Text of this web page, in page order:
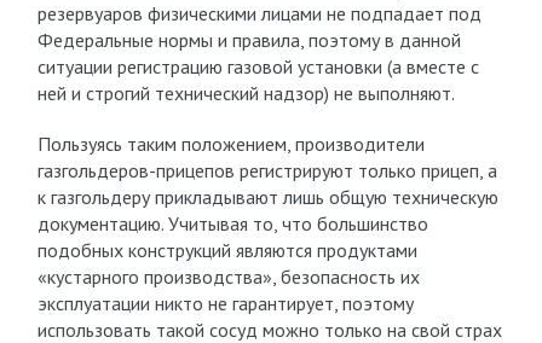
резервуаров физическими лицами не подпадает под
Федеральные нормы и правила, поэтому в данной
ситуации регистрацию газовой установки (а вместе с
ней и строгий технический надзор) не выполняют.
Пользуясь таким положением, производители
газгольдеров-прицепов регистрируют только прицеп, а
к газгольдеру прикладывают лишь общую техническую
документацию. Учитывая то, что большинство
подобных конструкций являются продуктами
«кустарного производства», безопасность их
эксплуатации никто не гарантирует, поэтому
использовать такой сосуд можно только на свой страх